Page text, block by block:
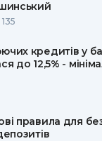
135
кредитів у
до 12,5% -
правила для